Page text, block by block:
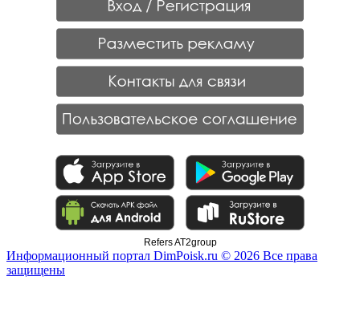
Refers AT2group
Информационный портал DimPoisk.ru © 2026 Все права
защищены